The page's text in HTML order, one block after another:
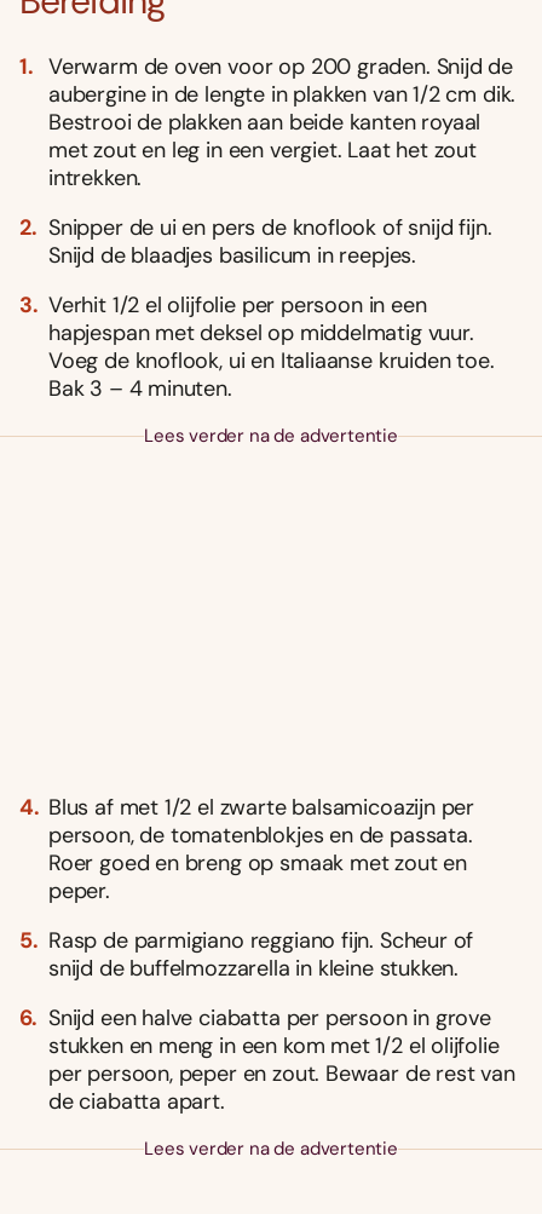
Verwarm de oven voor op 200 graden. Snijd de
aubergine in de lengte in plakken van 1/2 cm dik.
Bestrooi de plakken aan beide kanten royaal
met zout en leg in een vergiet. Laat het zout
intrekken.
Snipper de ui en pers de knoflook of snijd fijn.
Snijd de blaadjes basilicum in reepjes.
Verhit 1/2 el olijfolie per persoon in een
hapjespan met deksel op middelmatig vuur.
Voeg de knoflook, ui en Italiaanse kruiden toe.
Bak 3 – 4 minuten.
Lees verder na de advertentie
Blus af met 1/2 el zwarte balsamicoazijn per
persoon, de tomatenblokjes en de passata.
Roer goed en breng op smaak met zout en
peper.
Rasp de parmigiano reggiano fijn. Scheur of
snijd de buffelmozzarella in kleine stukken.
Snijd een halve ciabatta per persoon in grove
stukken en meng in een kom met 1/2 el olijfolie
per persoon, peper en zout. Bewaar de rest van
de ciabatta apart.
Lees verder na de advertentie